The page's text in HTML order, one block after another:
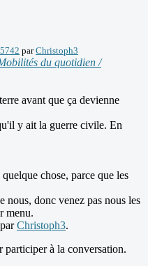
parChristoph3
du quotidien /
avant que ça devienne
y ait la guerre civile. En
chose, parce que les
donc venez pas nous les
menu.
Christoph3.
participer à la conversation.